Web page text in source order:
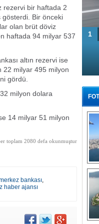
rezervi bir haftada 2
Bir önceki
olan brüt döviz
haftada 94 milyar 537
altın rezervi ise
22 milyar 495 milyon
gördü.
milyon dolara
14 milyar 51 milyon
toplam 2080 defa okunmuştur
bankası,
haber ajansı
1